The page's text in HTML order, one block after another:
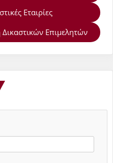
Εταιρίες
Επιμελητών